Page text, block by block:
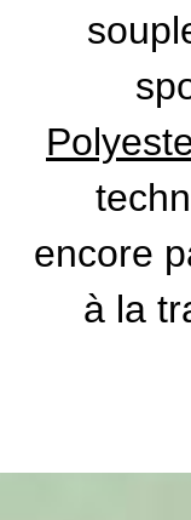
encore
à la